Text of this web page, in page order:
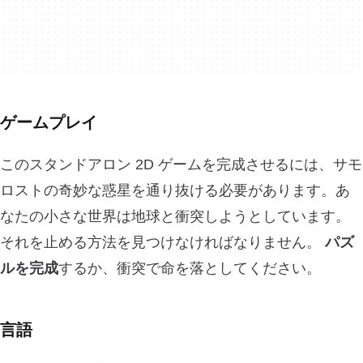
ゲームプレイ
このスタンドアロン 2D ゲームを完成させるには、サモ
ロストの奇妙な惑星を通り抜ける必要があります。あ
なたの小さな世界は地球と衝突しようとしています。
それを止める方法を見つけなければなりません。パズ
ルを完成するか、衝突で命を落としてください。
言語